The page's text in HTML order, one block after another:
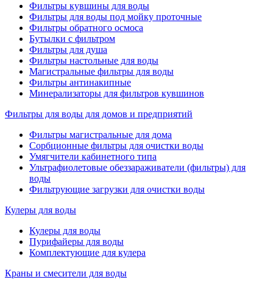
Фильтры кувшины для воды
Фильтры для воды под мойку проточные
Фильтры обратного осмоса
Бутылки с фильтром
Фильтры для душа
Фильтры настольные для воды
Магистральные фильтры для воды
Фильтры антинакипные
Минерализаторы для фильтров кувшинов
Фильтры для воды для домов и предприятий
Фильтры магистральные для дома
Сорбционные фильтры для очистки воды
Умягчители кабинетного типа
Ультрафиолетовые обеззараживатели (фильтры) для
воды
Фильтрующие загрузки для очистки воды
Кулеры для воды
Кулеры для воды
Пурифайеры для воды
Комплектующие для кулера
Краны и смесители для воды